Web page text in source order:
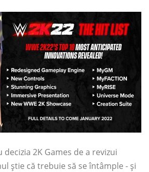
2K Games de a revizui
știe că trebuie să se întâmple - și